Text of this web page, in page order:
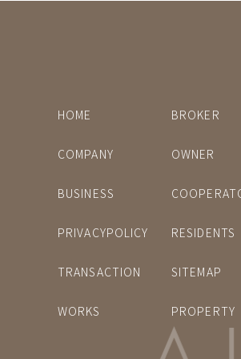
HOME BROKER
COMPANY OWNER
BUSINESS
PRIVACYPOLICY RESIDENTS
TRANSACTION SITEMAP
WORKS PROPERTY